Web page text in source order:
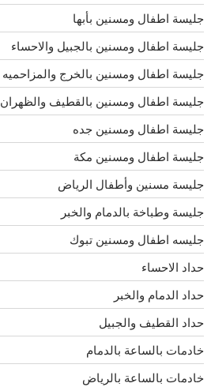
جليسة اطفال ومسنين بأبها
جليسة اطفال ومسنين بالجبيل والاحساء
جليسة اطفال ومسنين بالخرج والمزاحميه
جليسة اطفال ومسنين بالقطيف والظهران
جليسة اطفال ومسنين جده
جليسة اطفال ومسنين مكة
جليسة مسنين وأطفال الرياض
جليسة وطباخة بالدمام والخبر
جليسه اطفال ومسنين تبوك
حداد الاحساء
حداد الدمام والخبر
حداد القطيف والجبيل
خادمات بالساعة بالدمام
خادمات بالساعة بالرياض